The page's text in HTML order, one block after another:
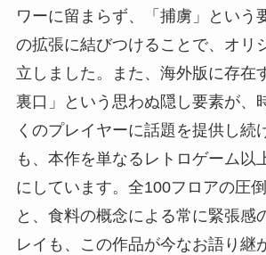
ワーに留まらず、「捕虜」という
の拡張に結びつけることで、オリ
立しました。また、海外版に存在
裏口」という思わぬ隠し要素が、
くのプレイヤーに話題を提供し続
も、本作を単なるレトロゲーム以
にしています。全100フロアの圧
と、食料の概念による常に緊張感
レイも、この作品が今なお語り継